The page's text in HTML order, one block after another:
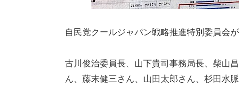
自民党ク ールジャパン戦略推進特別委員会
古川俊治委員長、山下貴司事務局長、柴山
ん、藤末健三さん、山田太郎さん、杉田水